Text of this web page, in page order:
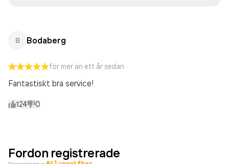
B Bodaberg
för mer än ett år sedan
Fantastiskt bra service!
124 0
Fordon registrerade